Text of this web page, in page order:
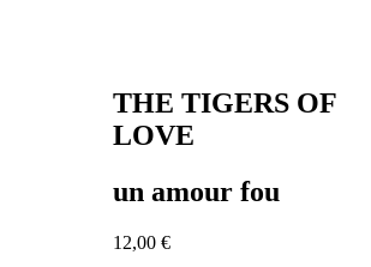
THE TIGERS OF
LOVE
un amour fou
12,00 €